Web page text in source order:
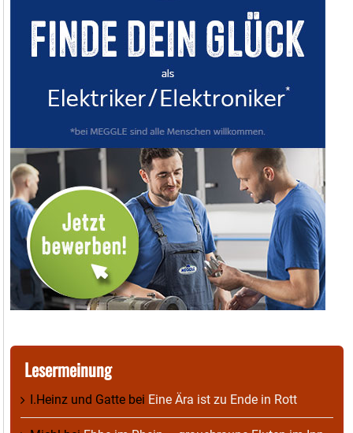
Lesermeinung
I.Heinz und Gatte bei Eine Ära ist zu Ende in Rott